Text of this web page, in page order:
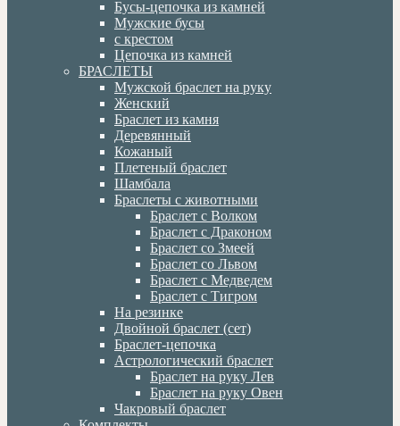
Бусы-цепочка из камней
Мужские бусы
с крестом
Цепочка из камней
БРАСЛЕТЫ
Мужской браслет на руку
Женский
Браслет из камня
Деревянный
Кожаный
Плетеный браслет
Шамбала
Браслеты с животными
Браслет с Волком
Браслет с Драконом
Браслет со Змеей
Браслет со Львом
Браслет с Медведем
Браслет с Тигром
На резинке
Двойной браслет (сет)
Браслет-цепочка
Астрологический браслет
Браслет на руку Лев
Браслет на руку Овен
Чакровый браслет